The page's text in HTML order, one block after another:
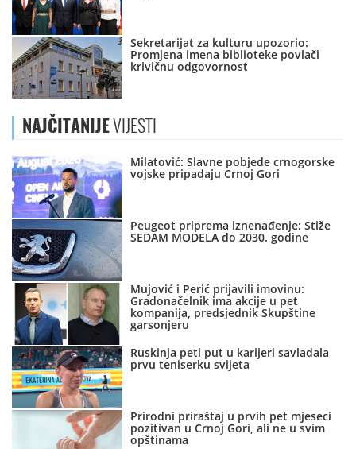
Sekretarijat za kulturu upozorio:
Promjena imena biblioteke povlači
krivičnu odgovornost
NAJČITANIJEVIJESTI
Milatović: Slavne pobjede crnogorske
vojske pripadaju Crnoj Gori
Peugeot priprema iznenađenje: Stiže
SEDAM MODELA do 2030. godine
Mujović i Perić prijavili imovinu:
Gradonačelnik ima akcije u pet
kompanija, predsjednik Skupštine
garsonjeru
Ruskinja peti put u karijeri savladala
prvu teniserku svijeta
Prirodni priraštaj u prvih pet mjeseci
pozitivan u Crnoj Gori, ali ne u svim
opštinama